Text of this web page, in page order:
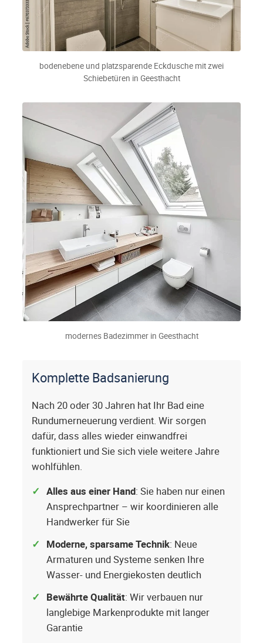
bodenebene und platzsparende Eckdusche mit zwei
Schiebetüren in Geesthacht
modernes Badezimmer in Geesthacht
Komplette Badsanierung
Nach 20 oder 30 Jahren hat Ihr Bad eine
Rundumerneuerung verdient. Wir sorgen
dafür, dass alles wieder einwandfrei
funktioniert und Sie sich viele weitere Jahre
wohlfühlen.
Alles aus einer Hand: Sie haben nur einen
Ansprechpartner – wir koordinieren alle
Handwerker für Sie
Moderne, sparsame Technik: Neue
Armaturen und Systeme senken Ihre
Wasser- und Energiekosten deutlich
Bewährte Qualität: Wir verbauen nur
langlebige Markenprodukte mit langer
Garantie